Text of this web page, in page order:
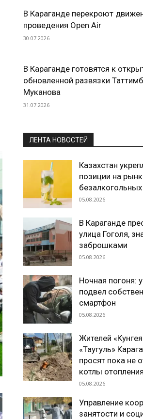
В Караганде перекроют
проведения Open Air
30.07.2026
В Караганде готовятся к
обновленной развязки
Муканова
31.07.2026
ЛЕНТА НОВОСТЕЙ
Казахстан
позиции на
05.08.2026
В Караганде
улица Гоголя,
заброшками
05.08.2026
Ночная погоня:
подвел
смартфон
05.08.2026
Жителей
«Таугуль»
просят пока не
котлы отопления
05.08.2026
Управление
занятости и